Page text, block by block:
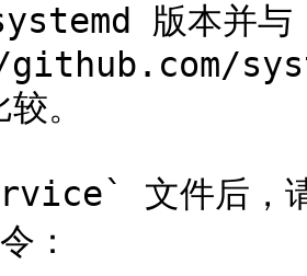
版本并
。
文件后，请
：